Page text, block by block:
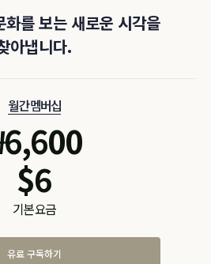
를 보는 새로운 시각을
아냅니다.
월간 멤버십
6,600
$6
기본 요금
유료 구독하기